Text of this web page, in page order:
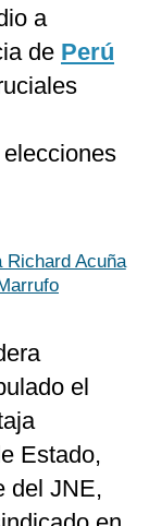
a
de Perú
Richard Acuña
el
Estado,
del JNE,